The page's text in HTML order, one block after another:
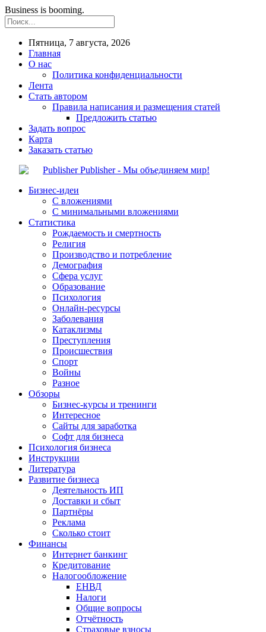
Business is booming.
Пятница, 7 августа, 2026
Главная
О нас
Политика конфиденциальности
Лента
Стать автором
Правила написания и размещения статей
Предложить статью
Задать вопрос
Карта
Заказать статью
Publisher - Мы объединяем мир!
Бизнес-идеи
С вложениями
С минимальными вложениями
Статистика
Рождаемость и смертность
Религия
Производство и потребление
Демография
Сфера услуг
Образование
Психология
Онлайн-ресурсы
Заболевания
Катаклизмы
Преступления
Происшествия
Спорт
Войны
Разное
Обзоры
Бизнес-курсы и тренинги
Интересное
Сайты для заработка
Софт для бизнеса
Психология бизнеса
Инструкции
Литература
Развитие бизнеса
Деятельность ИП
Доставки и сбыт
Партнёры
Реклама
Сколько стоит
Финансы
Интернет банкинг
Кредитование
Налогообложение
ЕНВД
Налоги
Общие вопросы
Отчётность
Страховые взносы